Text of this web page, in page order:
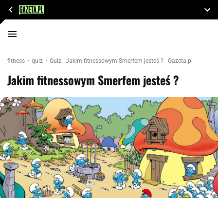
fitness quiz Quiz - Jakim fitnessowym Smerfem jesteś ? - Gazeta.pl
Jakim fitnessowym Smerfem jesteś ?